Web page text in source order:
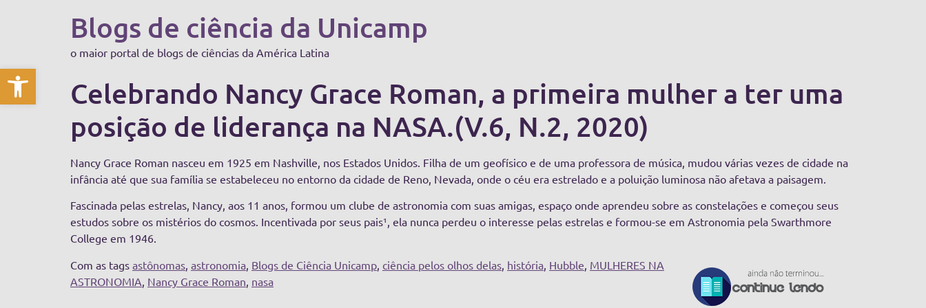
Abrir a barra de ferramentas
Blogs de ciência da Unicamp
o maior portal de blogs de ciências da América Latina
Celebrando Nancy Grace Roman, a primeira mulher a ter uma
posição de liderança na NASA.(V.6, N.2, 2020)
Nancy Grace Roman nasceu em 1925 em Nashville, nos Estados Unidos. Filha de um geofísico e de uma professora de música, mudou várias vezes de cidade na
infância até que sua família se estabeleceu no entorno da cidade de Reno, Nevada, onde o céu era estrelado e a poluição luminosa não afetava a paisagem.
Fascinada pelas estrelas, Nancy, aos 11 anos, formou um clube de astronomia com suas amigas, espaço onde aprendeu sobre as constelações e começou seus
estudos sobre os mistérios do cosmos. Incentivada por seus pais¹, ela nunca perdeu o interesse pelas estrelas e formou-se em Astronomia pela Swarthmore
College em 1946.
Com as tags astônomas astronomia Blogs de Ciência Unicamp ciência pelos olhos delas história Hubble MULHERES NA
ASTRONOMIA Nancy Grace Roman nasa